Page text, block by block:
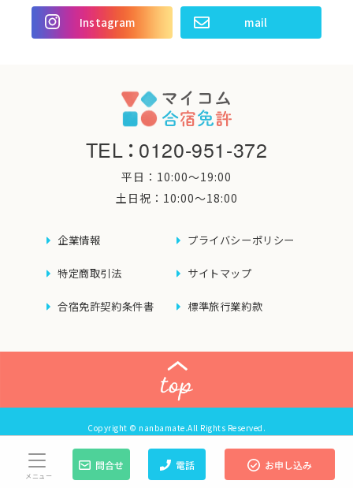
Instagram mail
TEL：0120-951-372
平日：10:00〜19:00
土日祝：10:00〜18:00
企業情報 プライバシーポリシー
特定商取引法 サイトマップ
合宿免許契約条件書 標準旅行業約款
Copyright © nanbamate.All Rights Reserved.
メニュー